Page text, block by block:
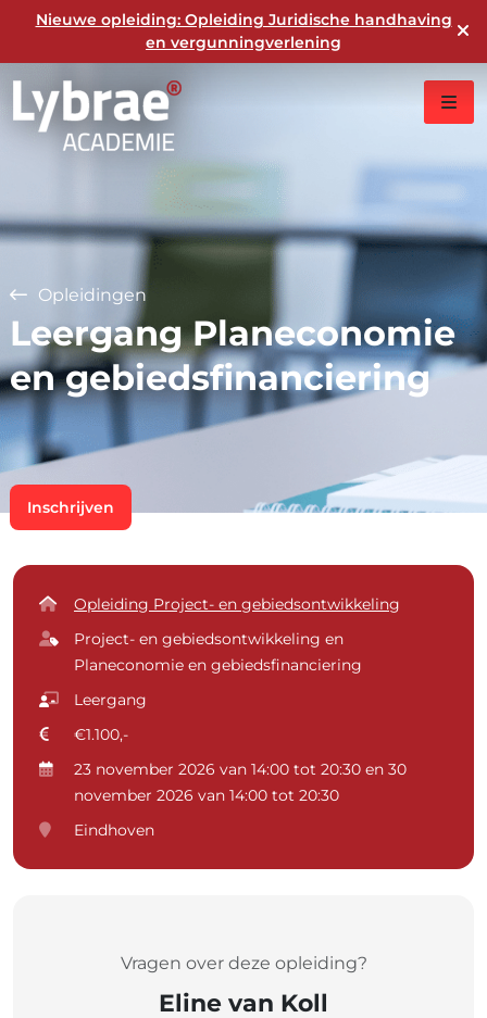
Nieuwe opleiding: Opleiding Juridische handhaving
en vergunningverlening
Opleidingen
Leergang Planeconomie
en gebiedsfinanciering
Inschrijven
Opleiding Project- en gebiedsontwikkeling
Project- en gebiedsontwikkeling en
Planeconomie en gebiedsfinanciering
Leergang
€1.100,-
23 november 2026 van 14:00 tot 20:30 en 30
november 2026 van 14:00 tot 20:30
Eindhoven
Vragen over deze opleiding?
Eline van Koll